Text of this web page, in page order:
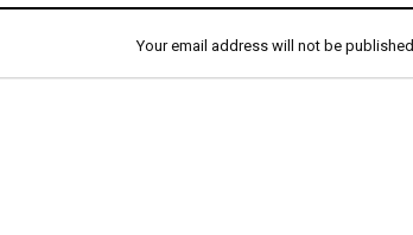
Your email address will not be published.